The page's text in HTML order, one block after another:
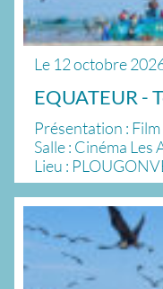
Le 12 octobre
EQUATEUR -
Présentation : Film
Salle : Cinéma Les
Lieu :